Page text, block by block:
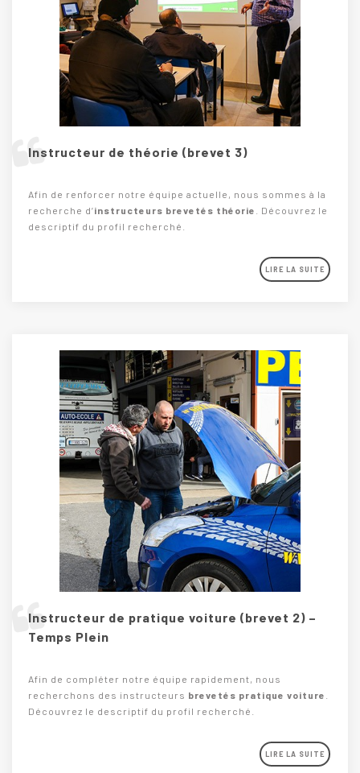
Instructeur de théorie (brevet 3)
Afin de renforcer notre équipe actuelle, nous sommes à la
recherche d’instructeurs brevetés théorie
. Découvrez le
descriptif du profil recherché.
LIRE LA SUITE
Instructeur de pratique voiture (brevet 2) –
Temps Plein
Afin de compléter notre équipe rapidement, nous
recherchons des instructeurs brevetés pratique voiture
Découvrez le descriptif du profil recherché.
LIRE LA SUITE